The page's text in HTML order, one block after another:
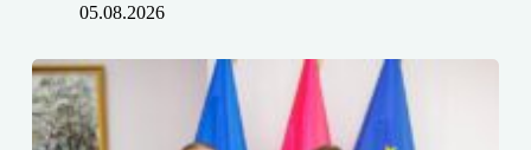
05.08.2026